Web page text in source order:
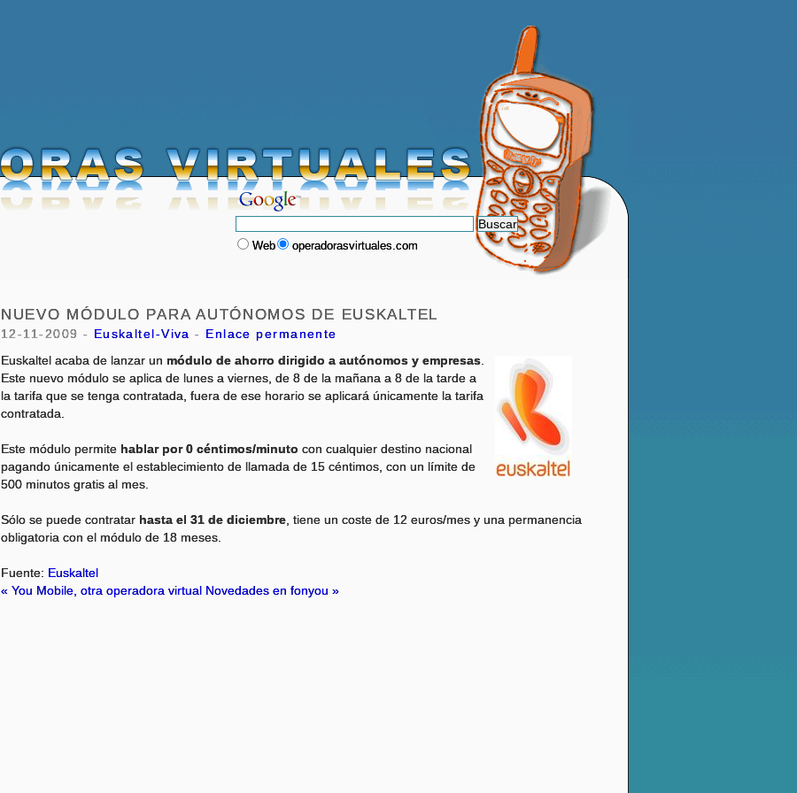
Web operadorasvirtuales.com
NUEVO MÓDULO PARA AUTÓNOMOS DE EUSKALTEL
12-11-2009 - Euskaltel-Viva - Enlace permanente
Euskaltel acaba de lanzar un módulo de ahorro dirigido a autónomos y empresas
Este nuevo módulo se aplica de lunes a viernes, de 8 de la mañana a 8 de la tarde a
la tarifa que se tenga contratada, fuera de ese horario se aplicará únicamente la tarifa
contratada.
Este módulo permite hablar por 0 céntimos/minuto con cualquier destino nacional
pagando únicamente el establecimiento de llamada de 15 céntimos, con un límite de
500 minutos gratis al mes.
Sólo se puede contratar hasta el 31 de diciembre , tiene un coste de 12 euros/mes y una permanencia
obligatoria con el módulo de 18 meses.
Fuente: Euskaltel
« You Mobile, otra operadora virtual Novedades en fonyou »